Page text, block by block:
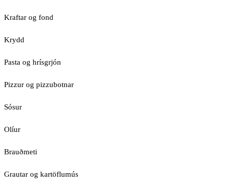
Kraftar og fond
Krydd
Pasta og hrísgrjón
Pizzur og pizzubotnar
Sósur
Olíur
Brauðmeti
Grautar og kartöflumús